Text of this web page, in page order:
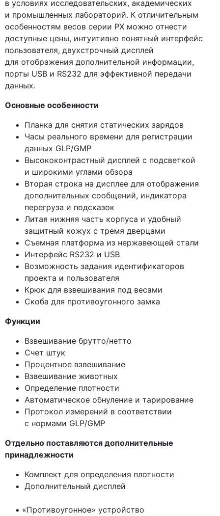
в условиях исследовательских, академических
и промышленных лабораторий. К отличительным
особенностям весов серии PX можно отнести
доступные цены, интуитивно понятный интерфейс
пользователя, двухстрочный дисплей
для отображения дополнительной информации,
порты USB и RS232 для эффективной передачи
данных.
Основные особенности
Планка для снятия статических зарядов
Часы реального времени для регистрации
данных GLP/GMP
Высококонтрастный дисплей с подсветкой
и широкими углами обзора
Вторая строка на дисплее для отображения
дополнительных сообщений, индикатора
перегруза и подсказок
Литая нижняя часть корпуса и удобный
защитный кожух с тремя дверцами
Съемная платформа из нержавеющей стали
Интерфейс RS232 и USB
Возможность задания идентификаторов
проекта и пользователя
Крюк для взвешивания под весами
Скоба для противоугонного замка
Функции
Взвешивание брутто/нетто
Счет штук
Процентное взвешивание
Взвешивание животных
Определение плотности
Автоматическое обнуление и тарирование
Протокол измерений в соответствии
с нормами GLP/GMP
Отдельно поставляются дополнительные
принадлежности
Комплект для определения плотности
Дополнительный дисплей
«Противоугонное» устройство